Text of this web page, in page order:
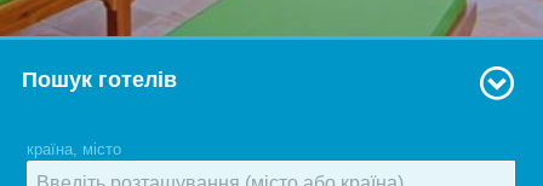
Пошук готелів
країна, місто